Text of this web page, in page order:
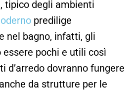
tipico degli ambienti
predilige
nel bagno, infatti, gli
pochi e utili così
d’arredo dovranno fungere
da strutture per le